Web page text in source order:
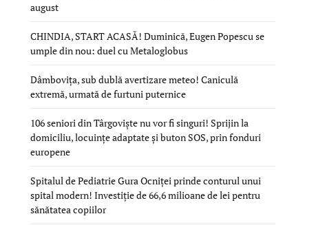
august
CHINDIA, START ACASĂ! Duminică, Eugen Popescu se
umple din nou: duel cu Metaloglobus
Dâmbovița, sub dublă avertizare meteo! Caniculă
extremă, urmată de furtuni puternice
106 seniori din Târgoviște nu vor fi singuri! Sprijin la
domiciliu, locuințe adaptate și buton SOS, prin fonduri
europene
Spitalul de Pediatrie Gura Ocniței prinde conturul unui
spital modern! Investiție de 66,6 milioane de lei pentru
sănătatea copiilor